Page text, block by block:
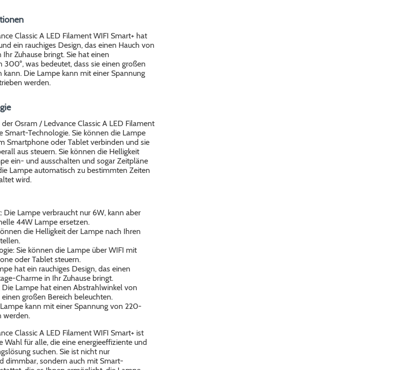
Classic A LED Filament WIFI Smart+ hat
ein rauchiges Design, das einen Hauch von
Zuhause bringt. Sie hat einen
was bedeutet, dass sie einen großen
kann. Die Lampe kann mit einer Spannung
werden.
Osram / Ledvance Classic A LED Filament
Smart-Technologie. Sie können die Lampe
Smartphone oder Tablet verbinden und sie
aus steuern. Sie können die Helligkeit
ein- und ausschalten und sogar Zeitpläne
Lampe automatisch zu bestimmten Zeiten
wird.
Die Lampe verbraucht nur 6W, kann aber
44W Lampe ersetzen.
die Helligkeit der Lampe nach Ihren
Sie können die Lampe über WIFI mit
oder Tablet steuern.
hat ein rauchiges Design, das einen
Charme in Ihr Zuhause bringt.
Lampe hat einen Abstrahlwinkel von
großen Bereich beleuchten.
kann mit einer Spannung von 220-
werden.
Classic A LED Filament WIFI Smart+ ist
Wahl für alle, die eine energieeffiziente und
suchen. Sie ist nicht nur
dimmbar, sondern auch mit Smart-